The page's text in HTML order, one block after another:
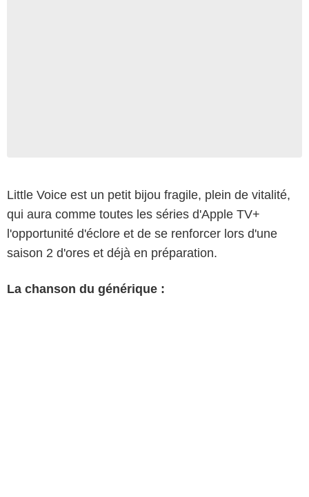
Little Voice est un petit bijou fragile, plein de vitalité,
qui aura comme toutes les séries d'Apple TV+
l'opportunité d'éclore et de se renforcer lors d'une
saison 2 d'ores et déjà en préparation.
La chanson du générique :